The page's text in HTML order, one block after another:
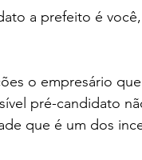
a prefeito é
o empresário
pré-candidato
que é um dos